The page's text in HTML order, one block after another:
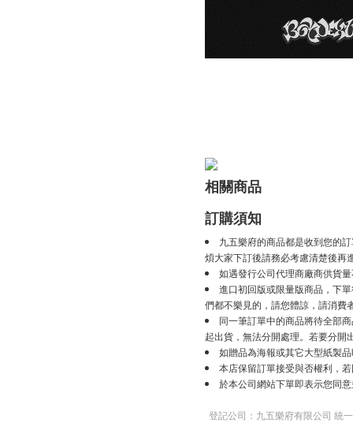
相關商品
訂購須知
九五樂府的商品都是收到您的
煩大家下訂後請務必考慮清楚後再
如遇發行公司代理商廠商供貨
進口初回版或限量版商品，下
們都不樂見的，請您體諒，請消費
同一筆訂單中的商品將待全部
起出貨，無法分開處理。若要分開
如贈品為海報或其它大型紙製
本店保留訂單接受與否權利，
於本公司網站下單即表示您同
登記公司：九五樂府有限公司 統